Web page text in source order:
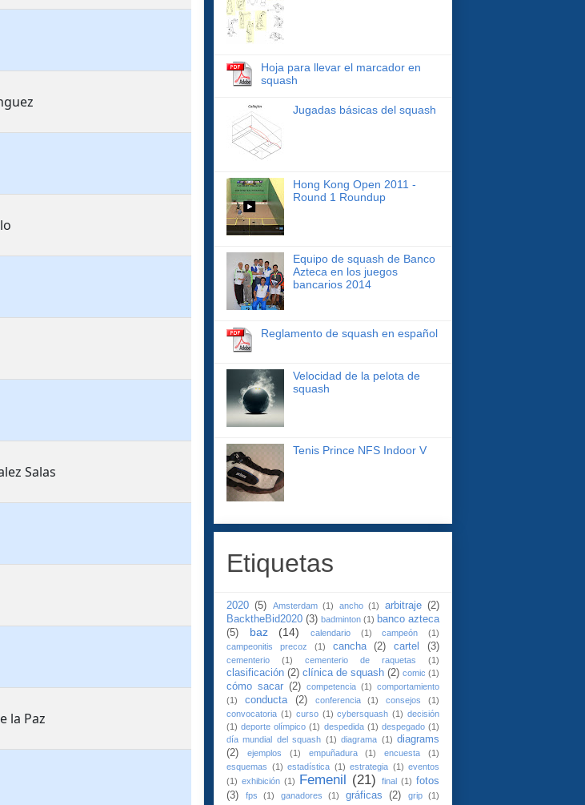
Salas
la Paz
Hoja para llevar el marcador en
squash
Jugadas básicas del squash
Hong Kong Open 2011 -
Round 1 Roundup
Equipo de squash de Banco
Azteca en los juegos
bancarios 2014
Reglamento de squash en español
Velocidad de la pelota de
squash
Tenis Prince NFS Indoor V
Etiquetas
2020 (5) Amsterdam (1) ancho (1) arbitraje (2)
BacktheBid2020 (3) badminton (1) banco azteca
(5)
baz (14) calendario (1) campeón
(1)
campeonitis precoz
(1) cancha (2) cartel (3)
cementerio (1) cementerio de raquetas (1)
clasificación (2) clínica de squash (2) comic (1)
cómo sacar (2) competencia (1) comportamiento
(1)
conducta (2) conferencia (1) consejos
(1)
convocatoria (1) curso (1) cybersquash (1) decisión
(1) deporte olímpico (1) despedida (1) despegado (1)
día mundial del squash (1) diagrama (1) diagrams
(2)
ejemplos (1) empuñadura (1) encuesta
(1)
esquemas (1) estadística (1) estrategia (1) eventos
(1) exhibición (1) Femenil (21) final (1) fotos
(3)
fps (1) ganadores (1) gráficas (2) grip
(1)